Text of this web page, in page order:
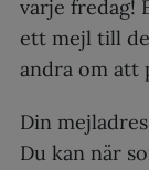
varje fredag!
ett mejl till
andra om att
Din
Du kan när